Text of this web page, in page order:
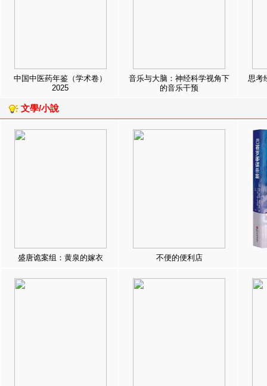
中国中医药年鉴（学术卷）
2025
音乐与大脑：神经科学视角下
的音乐干预
思考
文學/小說
盛唐诡案组：黄泉的嫁衣 不便的便利店